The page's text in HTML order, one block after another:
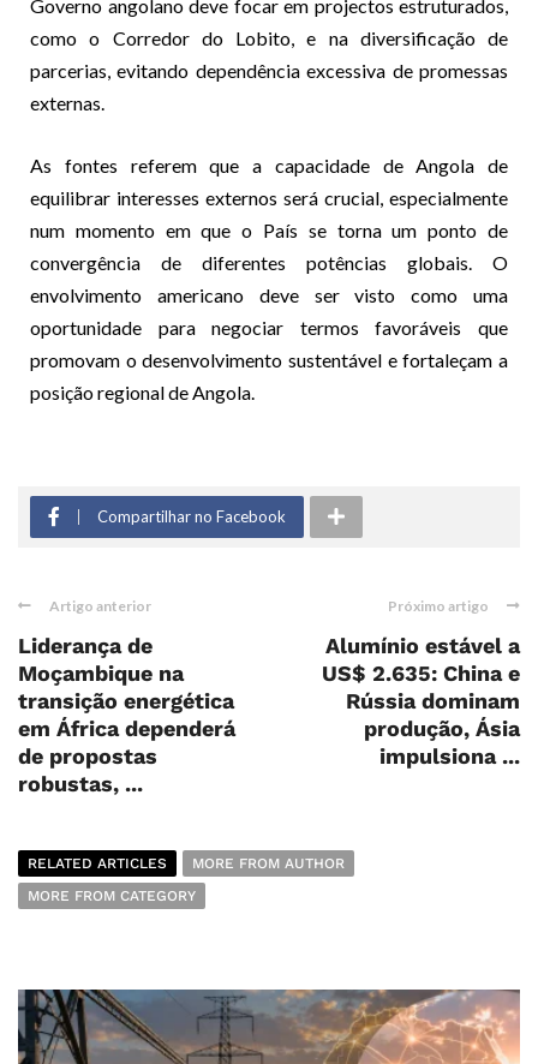
Governo angolano deve focar em projectos estruturados,
como o Corredor do Lobito, e na diversificação de
parcerias, evitando dependência excessiva de promessas
externas.
As fontes referem que a capacidade de Angola de
equilibrar interesses externos será crucial, especialmente
num momento em que o País se torna um ponto de
convergência de diferentes potências globais. O
envolvimento americano deve ser visto como uma
oportunidade para negociar termos favoráveis que
promovam o desenvolvimento sustentável e fortaleçam a
posição regional de Angola.
Compartilhar no Facebook
Artigo anterior
Liderança de
Moçambique na
transição energética
em África dependerá
de propostas
robustas, ...
Próximo artigo
Alumínio estável a
US$ 2.635: China e
Rússia dominam
produção, Ásia
impulsiona ...
RELATED ARTICLES
MORE FROM AUTHOR
MORE FROM CATEGORY